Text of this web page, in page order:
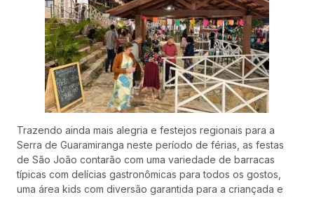
Trazendo ainda mais alegria e festejos regionais para a
Serra de Guaramiranga neste período de férias, as festas
de São João contarão com uma variedade de barracas
típicas com delícias gastronômicas para todos os gostos,
uma área kids com diversão garantida para a criançada e